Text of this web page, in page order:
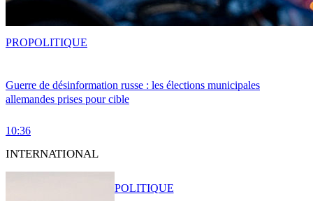
Guerre de désinformation russe : les élections municipales
allemandes prises pour cible
10:36
PROPOLITIQUE
INTERNATIONAL
POLITIQUE